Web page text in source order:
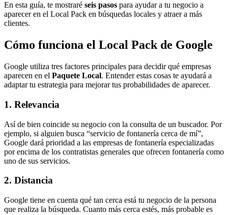
En esta guía, te mostraré seis pasos para ayudar a tu negocio a
aparecer en el Local Pack en búsquedas locales y atraer a más
clientes.
Cómo funciona el Local Pack de Google
Google utiliza tres factores principales para decidir qué empresas
aparecen en el Paquete Local. Entender estas cosas te ayudará a
adaptar tu estrategia para mejorar tus probabilidades de aparecer.
1. Relevancia
Así de bien coincide su negocio con la consulta de un buscador. Por
ejemplo, si alguien busca “servicio de fontanería cerca de mí”,
Google dará prioridad a las empresas de fontanería especializadas
por encima de los contratistas generales que ofrecen fontanería como
uno de sus servicios.
2. Distancia
Google tiene en cuenta qué tan cerca está tu negocio de la persona
que realiza la búsqueda. Cuanto más cerca estés, más probable es